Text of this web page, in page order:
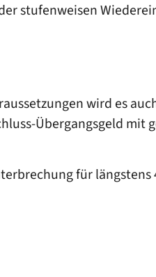
stufenweisen
wird es
Übergangsgeld mit
für längstens